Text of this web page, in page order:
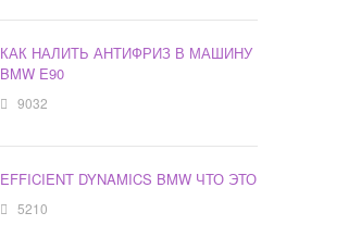
КАК НАЛИТЬ АНТИФРИЗ В МАШИНУ
BMW E90
9032
EFFICIENT DYNAMICS BMW ЧТО ЭТО
5210